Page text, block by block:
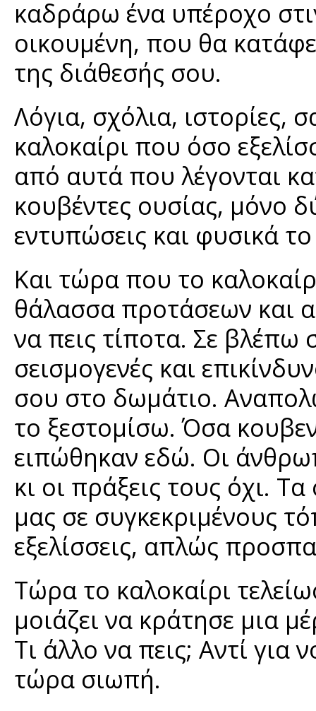
καδράρω ένα υπέροχο
οικουμένη, που θα
της διάθεσής σου.
Λόγια, σχόλια, ιστορίες,
καλοκαίρι που όσο
από αυτά που λέγονται
κουβέντες ουσίας, μόνο
εντυπώσεις και φυσικά
Και τώρα που το
θάλασσα προτάσεων και
να πεις τίποτα. Σε βλέπω
σεισμογενές και
σου στο δωμάτιο.
το ξεστομίσω. Όσα
ειπώθηκαν εδώ. Οι
κι οι πράξεις τους όχι.
μας σε συγκεκριμένους
εξελίσσεις, απλώς
Τώρα το καλοκαίρι
μοιάζει να κράτησε μια
Τι άλλο να πεις; Αντί για
τώρα σιωπή.